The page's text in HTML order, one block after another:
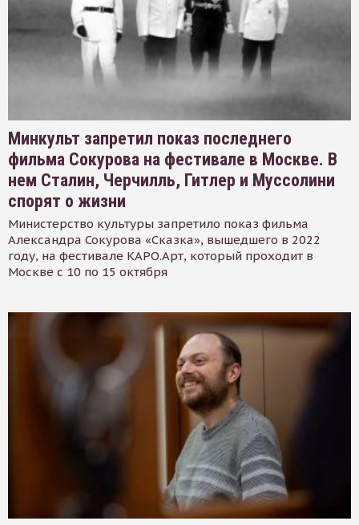
Минкульт запретил показ последнего
фильма Сокурова на фестивале в Москве. В
нем Сталин, Черчилль, Гитлер и Муссолини
спорят о жизни
Министерство культуры запретило показ фильма
Александра Сокурова «Сказка», вышедшего в 2022
году, на фестивале КАРО.Арт, который проходит в
Москве с 10 по 15 октября